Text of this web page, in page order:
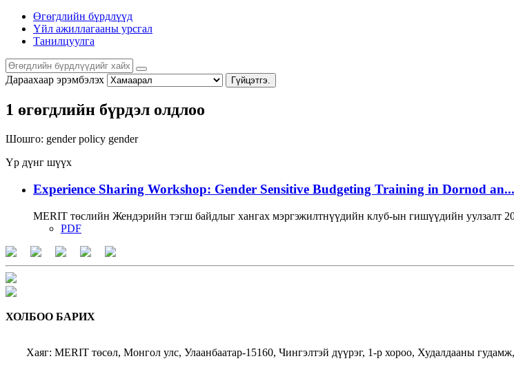
Өгөгдлийн бүрдлүүд
Үйл ажиллагааны урсгал
Танилцуулга
Дараахаар эрэмбэлэх Гүйцэтгэ.
1 өгөгдлийн бүрдэл олдлоо
Шошго: gender policy gender
Үр дүнг шүүх
Experience Sharing Workshop: Gender Sensitive Budgeting Training in Dornod an...
MERIT төслийн Жендэрийн тэгш байдлыг хангах мэргэжилтнүүдийн клуб-ын гишүүдийн уулзалт
PDF
ХОЛБОО БАРИХ
Хаяг: MERIT төсөл, Монгол улс, Улаанбаатар-15160, Чингэлтэй дүүрэг, 1-р хороо, Худалдааны